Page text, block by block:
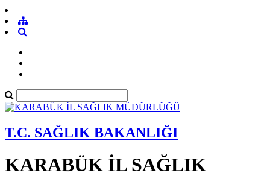
T.C. SAĞLIK BAKANLIĞI
KARABÜK İL SAĞLIK